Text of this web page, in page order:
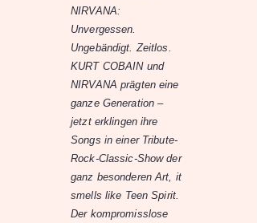
NIRVANA:
Unvergessen.
Ungebändigt. Zeitlos.
KURT COBAIN und
NIRVANA prägten eine
ganze Generation –
jetzt erklingen ihre
Songs in einer Tribute-
Rock-Classic-Show der
ganz besonderen Art, it
smells like Teen Spirit.
Der kompromisslose